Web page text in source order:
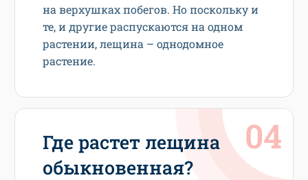
на верхушках побегов. Но поскольку и
те, и другие распускаются на одном
растении, лещина – однодомное
растение.
Где растет лещина
обыкновенная?